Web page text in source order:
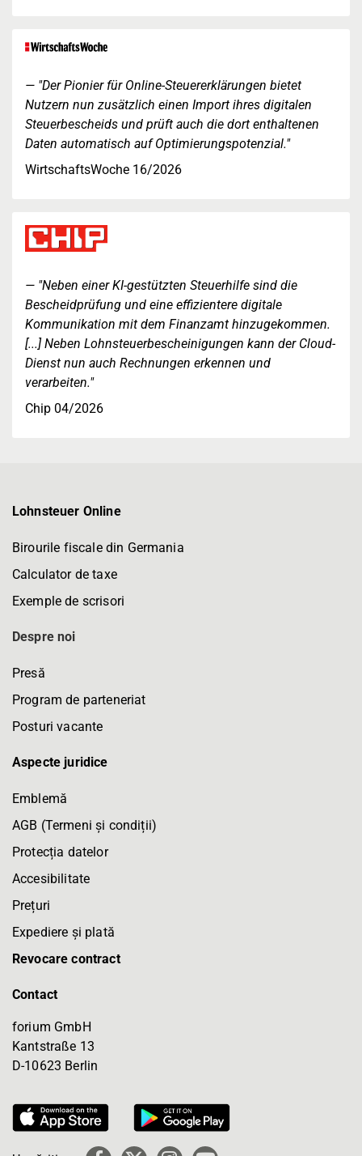
"Der Pionier für Online-Steuererklärungen bietet
Nutzern nun zusätzlich einen Import ihres digitalen
Steuerbescheids und prüft auch die dort enthaltenen
Daten automatisch auf Optimierungspotenzial."
WirtschaftsWoche 16/2026
"Neben einer KI-gestützten Steuerhilfe sind die
Bescheidprüfung und eine effizientere digitale
Kommunikation mit dem Finanzamt hinzugekommen.
[...] Neben Lohnsteuerbescheinigungen kann der Cloud-
Dienst nun auch Rechnungen erkennen und
verarbeiten."
Chip 04/2026
Lohnsteuer Online
Birourile fiscale din Germania
Calculator de taxe
Exemple de scrisori
Despre noi
Presă
Program de parteneriat
Posturi vacante
Aspecte juridice
Emblemă
AGB (Termeni și condiții)
Protecția datelor
Accesibilitate
Prețuri
Expediere și plată
Revocare contract
Contact
forium GmbH
Kantstraße 13
D-10623 Berlin